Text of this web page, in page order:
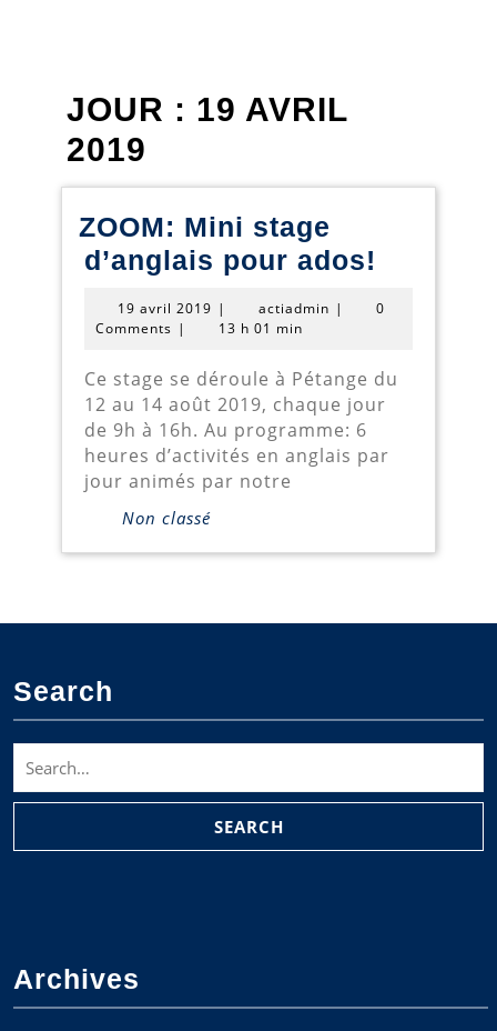
JOUR : 19 AVRIL
2019
ZOOM: Mini stage
d’anglais pour ados!
pour
19 avril 2019 19
avril
| actiadmin actiadmin
|
0
Comments | 13 h 01 min
Ce stage se déroule à Pétange du
12 au 14 août 2019, chaque jour
de 9h à 16h. Au programme: 6
heures d’activités en anglais par
jour animés par notre
Non classé
Search
for:
Archives